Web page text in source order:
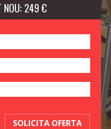
NOU: 249 €
SOLICITA OFERTA